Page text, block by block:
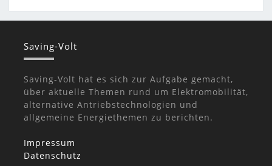
Saving-Volt
Saving-Volt hat es sich zur Aufgabe gemacht,
über aktuelle Themen rund um Elektromobilität,
alternative Antriebstechnologien und
allgemeine Energiethemen zu berichten.
Impressum
Datenschutz